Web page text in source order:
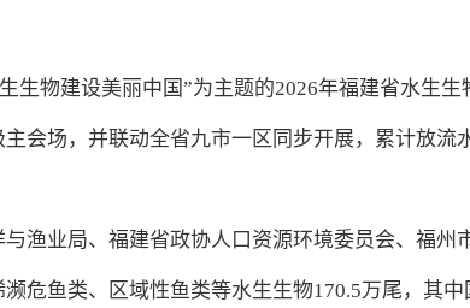
生物建设美丽中国”为主题的2026年福建省水生
会场，并联动全省九市一区同步开展，累计放流
渔业局、福建省政协人口资源环境委员会、福州
危鱼类、区域性鱼类等水生生物170.5万尾，其